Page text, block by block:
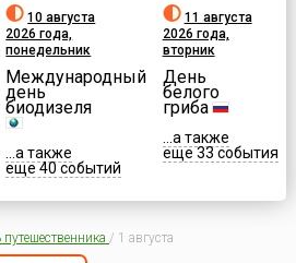
10 августа
2026 года,
понедельник
Международный
день
биодизеля
...а также
еще 40 событий
11 августа
2026 года,
вторник
День
белого
гриба
...а также
еще 33 события
/ 1 августа